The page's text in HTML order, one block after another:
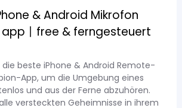
& Android Mikrofon
丨free & ferngesteuert
die beste iPhone & Android Remote-
App, um die Umgebung eines
und aus der Ferne abzuhören.
versteckten Geheimnisse in ihrem